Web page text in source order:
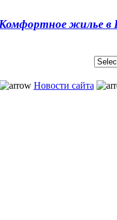
Комфортное жилье в
Новости сайта